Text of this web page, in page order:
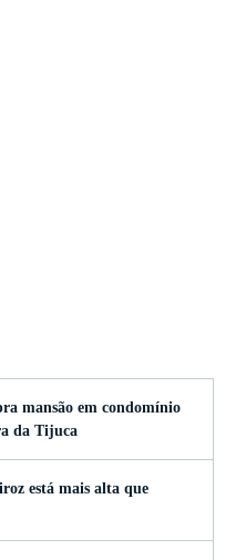
mansão em condomínio
da Tijuca
está mais alta que